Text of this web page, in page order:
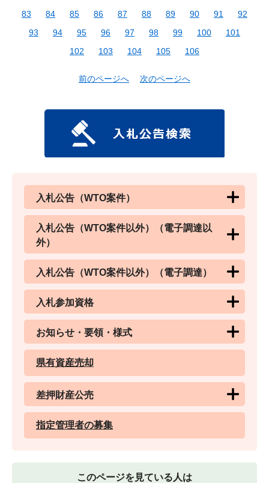
83
84 85 86 87 88 89 90 91
92
93
94 95 96 97 98 99 100
101
102
103 104 105 106
前のページへ 次のページへ
入札公告（WTO案件）
入札公告（WTO案件以外）（電子調達以
外）
入札公告（WTO案件以外）（電子調達）
入札参加資格
お知らせ・要領・様式
県有資産売却
差押財産公売
指定管理者の募集
このページを見ている人は